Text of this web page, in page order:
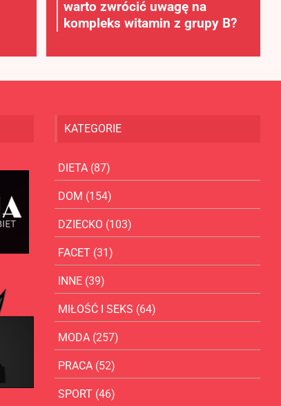
warto zwrócić uwagę na
kompleks witamin z grupy B?
KATEGORIE
DIETA(87)
DOM (154)
DZIECKO (103)
FACET(31)
INNE(39)
MIŁOŚĆ I SEKS (64)
MODA(257)
PRACA(52)
SPORT(46)